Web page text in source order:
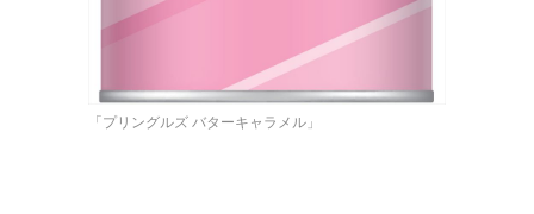
「プリングルズ バターキャラメル」